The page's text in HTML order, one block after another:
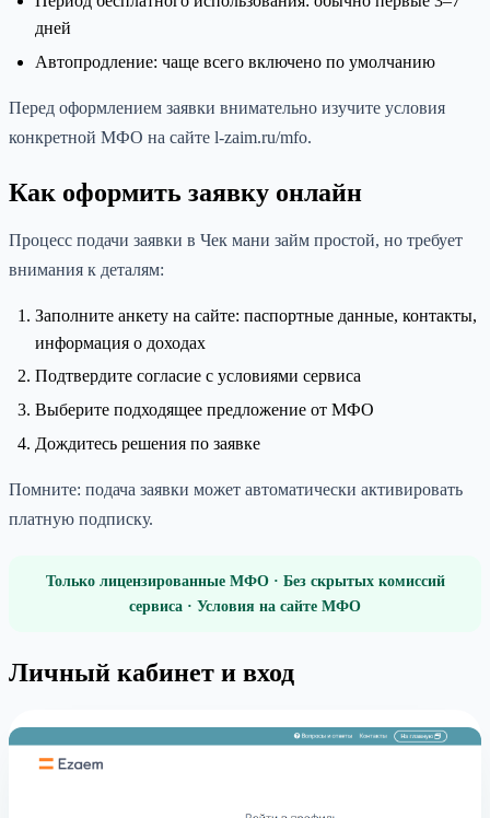
дней
Автопродление: чаще всего включено по умолчанию
Перед оформлением заявки внимательно изучите условия
конкретной МФО на сайте l-zaim.ru/mfo.
Как оформить заявку онлайн
Процесс подачи заявки в Чек мани займ простой, но требует
внимания к деталям:
Заполните анкету на сайте: паспортные данные, контакты,
информация о доходах
Подтвердите согласие с условиями сервиса
Выберите подходящее предложение от МФО
Дождитесь решения по заявке
Помните: подача заявки может автоматически активировать
платную подписку.
Только лицензированные МФО · Без скрытых комиссий
сервиса · Условия на сайте МФО
Личный кабинет и вход